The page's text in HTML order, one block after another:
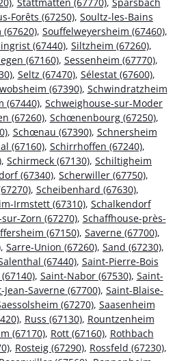
Forêts (67250), Soultz-les-Bains
, Souffelweyersheim (67460),
(67440), Siltzheim (67260),
(67160), Sessenheim (67770),
, Seltz (67470), Sélestat (67600),
(67390), Schwindratzheim
(67440), Schweighouse-sur-Moder
(67260), Schœnenbourg (67250),
, Schœnau (67390), Schnersheim
(67160), Schirrhoffen (67240),
, Schirmeck (67130), Schiltigheim
(67340), Scherwiller (67750),
, Scheibenhard (67630),
Irmstett (67310), Schalkendorf
Zorn (67270), Schaffhouse-près-
(67150), Saverne (67700),
, Sarre-Union (67260), Sand (67230),
(67440), Saint-Pierre-Bois
, Saint-Nabor (67530), Saint-
Jean-Saverne (67700), Saint-Blaise-
(67270), Saasenheim
, Russ (67130), Rountzenheim
(67170), Rott (67160), Rothbach
, Rosteig (67290), Rossfeld (67230),